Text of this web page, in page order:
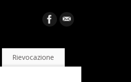
Rievocazione